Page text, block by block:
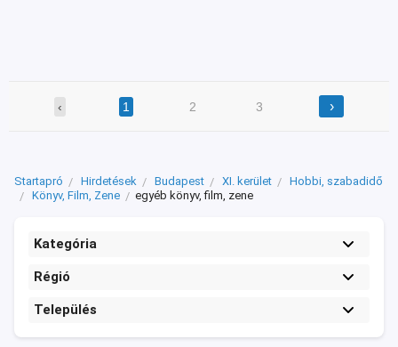
‹ 1 2 3 ›
Startapró Hirdetések Budapest XI. kerület
Hobbi, szabadidő
Könyv, Film, Zene
egyéb könyv, film, zene
Kategória
Régió
Település